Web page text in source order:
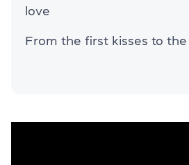
love
From the first kisses to